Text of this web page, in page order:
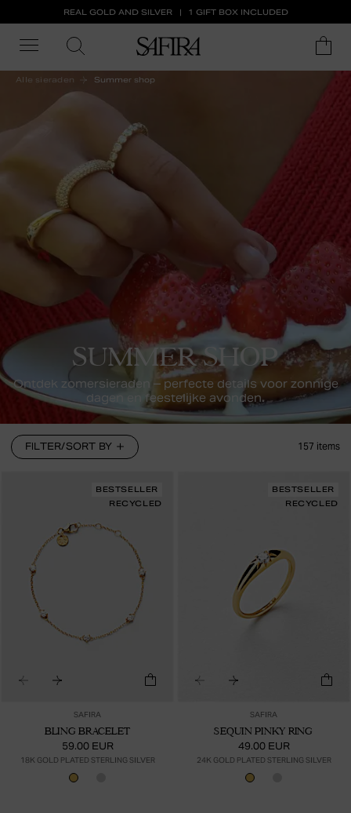
REAL GOLD AND SILVER 1 GIFT BOX INCLUDED
Alle sieraden Summer shop
SUMMER SHOP
Ontdek zomersieraden – perfecte details voor zonnige
dagen en feestelijke avonden.
FILTER/SORT BY 157 items
BESTSELLER
RECYCLED
SAFIRA
BLING BRACELET
59.00 EUR
18K GOLD PLATED STERLING SILVER
BESTSELLER
RECYCLED
SAFIRA
SEQUIN PINKY RING
49.00 EUR
24K GOLD PLATED STERLING SILVER